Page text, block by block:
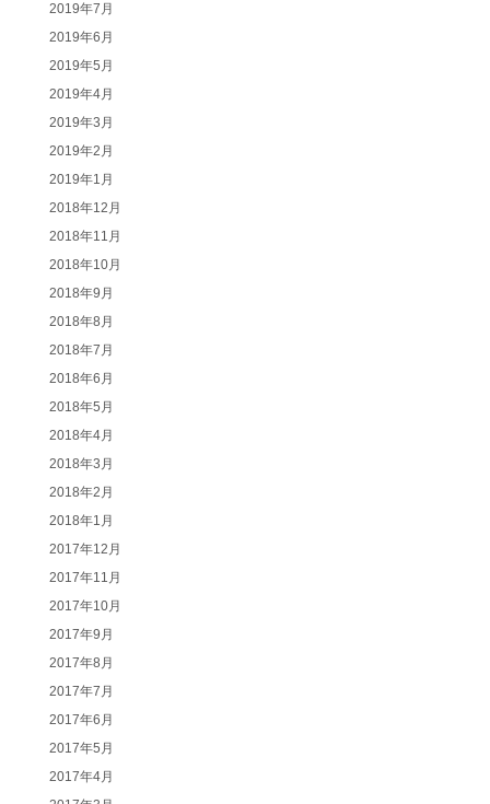
2019年7月
2019年6月
2019年5月
2019年4月
2019年3月
2019年2月
2019年1月
2018年12月
2018年11月
2018年10月
2018年9月
2018年8月
2018年7月
2018年6月
2018年5月
2018年4月
2018年3月
2018年2月
2018年1月
2017年12月
2017年11月
2017年10月
2017年9月
2017年8月
2017年7月
2017年6月
2017年5月
2017年4月